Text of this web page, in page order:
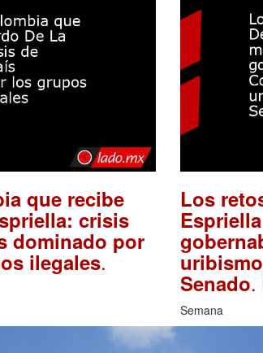
que recibe
crisis
dominado por
ilegales.
Los
Senado.
Semana